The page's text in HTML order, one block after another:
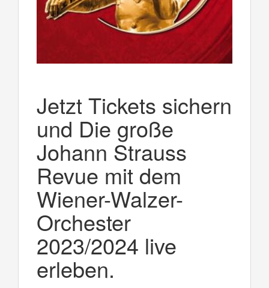
Jetzt Tickets sichern
und Die große
Johann Strauss
Revue mit dem
Wiener-Walzer-
Orchester
2023/2024 live
erleben.